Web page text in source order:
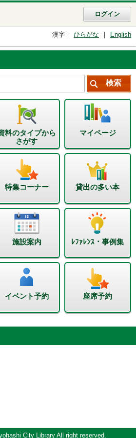
ログイン
漢字 ひらがな English
料のタイプから
さがす
マイページ
特集コーナー 貸出の多い本
施設案内 ﾚﾌｧﾚﾝｽ・事例集
イベント予約 座席予約
City Library All right reserved.